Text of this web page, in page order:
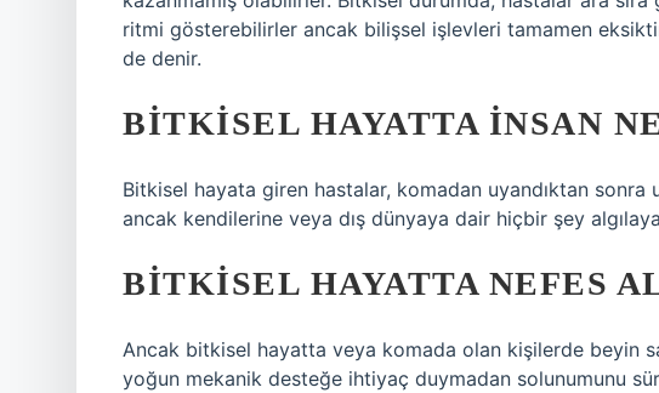
ritmi gösterebilirler ancak bilişsel işlevleri tamamen
de denir.
BITKISEL HAYATTA INSAN
Bitkisel hayata giren hastalar, komadan uyandıktan sonra
ancak kendilerine veya dış dünyaya dair hiçbir şey
BITKISEL HAYATTA NEFES
Ancak bitkisel hayatta veya komada olan kişilerde beyin
yoğun mekanik desteğe ihtiyaç duymadan solunumunu